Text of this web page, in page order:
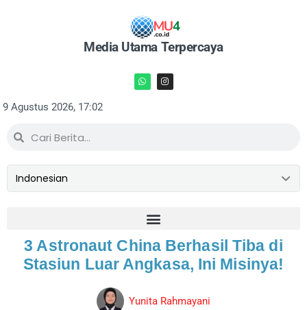
Media Utama Terpercaya
9 Agustus 2026, 17:02
3 Astronaut China Berhasil Tiba di
Stasiun Luar Angkasa, Ini Misinya!
Yunita Rahmayani